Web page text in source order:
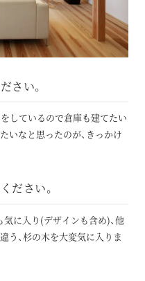
さい。
しているので倉庫も建てたい
いなと思ったのが、きっかけ
ださい。
に入り(デザインも含め)、他
う、杉の木を大変気に入りま